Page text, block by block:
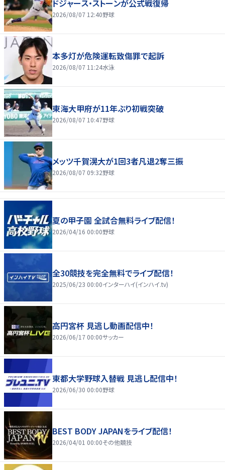
ドジャース・ストーンが公式戦復帰
2026/08/07 12:40野球
本多灯が危険運転致傷罪で起訴
2026/08/07 11:24水泳
東海大甲府が11年ぶり初戦突破
2026/08/07 10:47野球
メッツ千賀滉大が1回3者凡退2奪三振
2026/08/07 09:32野球
夏の甲子園 全試合無料ライブ配信！
2026/04/16 00:00野球
全30競技を完全無料でライブ配信！
2025/06/23 00:00インターハイ(インハイ.tv)
高円宮杯 見逃し動画配信中！
2026/06/17 00:00サッカー
東都大学野球入替戦 見逃し配信中！
2026/06/30 00:00野球
BEST BODY JAPANをライブ配信！
2026/04/01 00:00その他競技